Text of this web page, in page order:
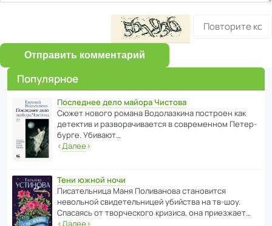
Отправить комментарий
Популярное
Последнее дело майора Чистова
Сюжет нового романа Водо­ла­з­кина пост­роен как
дете­ктив и разво­ра­чи­ва­ется в совре­менном Пете­р­
бурге. Убивают…
‹Далее›
Тени южной ночи
Писа­тель­ница Маня Поли­ва­нова стано­вится
невольной свиде­тель­ницей убийства на тв-шоу.
Спасаясь от твор­че­с­кого кризиса, она приезжает…
‹Далее›